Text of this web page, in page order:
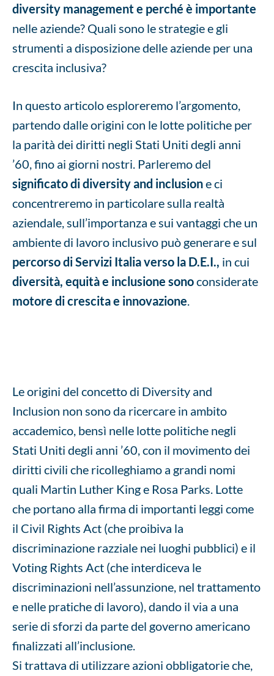
diversity management e perché è importante
nelle aziende? Quali sono le strategie e gli
strumenti a disposizione delle aziende per una
crescita inclusiva?
In questo articolo esploreremo l’argomento,
partendo dalle origini con le lotte politiche per
la parità dei diritti negli Stati Uniti degli anni
’60, fino ai giorni nostri. Parleremo del
significato di diversity and inclusione ci
concentreremo in particolare sulla realtà
aziendale, sull’importanza e sui vantaggi che un
ambiente di lavoro inclusivo può generare e sul
percorso di Servizi Italia verso la D.E.I., in cui
diversità, equità e inclusione sonoconsiderate
motore di crescita e innovazione.
Le origini del concetto di Diversity and
Inclusion non sono da ricercare in ambito
accademico, bensì nelle lotte politiche negli
Stati Uniti degli anni ’60, con il movimento dei
diritti civili che ricolleghiamo a grandi nomi
quali Martin Luther King e Rosa Parks. Lotte
che portano alla firma di importanti leggi come
il Civil Rights Act (che proibiva la
discriminazione razziale nei luoghi pubblici) e il
Voting Rights Act (che interdiceva le
discriminazioni nell’assunzione, nel trattamento
e nelle pratiche di lavoro), dando il via a una
serie di sforzi da parte del governo americano
finalizzati all’inclusione.
Si trattava di utilizzare azioni obbligatorie che,